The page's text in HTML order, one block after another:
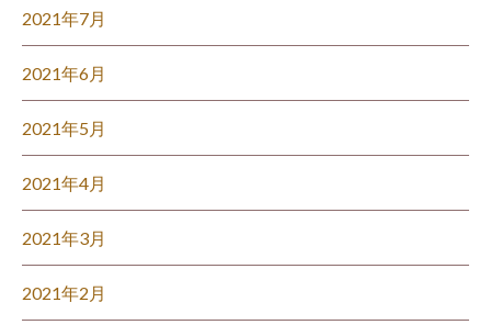
2021年7月
2021年6月
2021年5月
2021年4月
2021年3月
2021年2月